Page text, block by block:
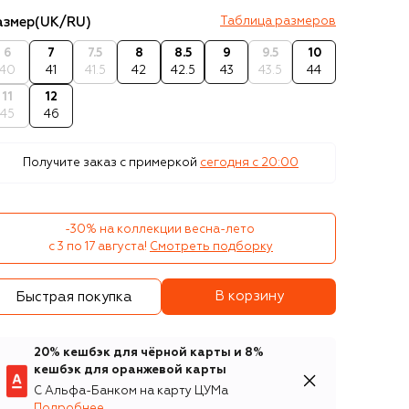
(UK/RU) Таблица размеров
6
40
7
41
7.5
41.5
8
42
8.5
42.5
9
43
9.5
43.5
10
44
11
45
12
46
Получите заказ с примеркой сегодня c 20:00
-30% на коллекции весна-лето
с 3 по 17 августа! Смотреть подборку
Быстрая покупка В корзину
20% кешбэк для чёрной карты и 8%
кешбэк для оранжевой карты
С Альфа-Банком на карту ЦУМа